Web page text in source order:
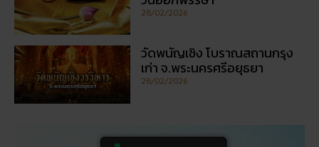
28/02/2026
วัดพนัญเชิง โบราณสถานกรุง
เก่า จ.พระนครศรีอยุธยา
28/02/2026